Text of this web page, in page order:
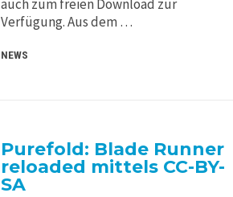
auch zum freien Download zur
Verfügung. Aus dem …
NEWS
Purefold: Blade Runner
reloaded mittels CC-BY-
SA